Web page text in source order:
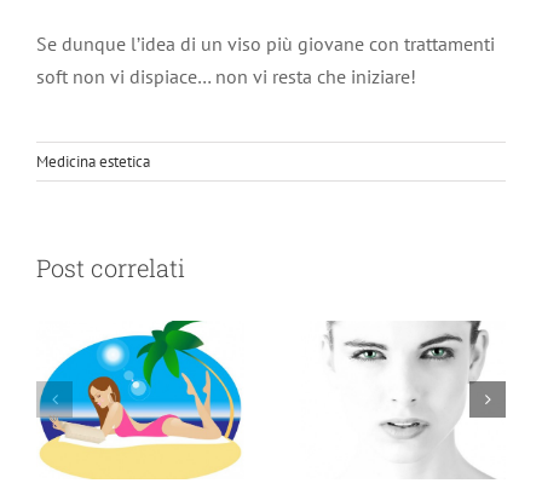
Se dunque l’idea di un viso più giovane con trattamenti
soft non vi dispiace… non vi resta che iniziare!
Medicina estetica
Post correlati
La cellulite
Estetica